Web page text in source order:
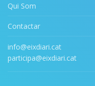
Qui Som
Contactar
info@eixdiari.cat
participa@eixdiari.cat